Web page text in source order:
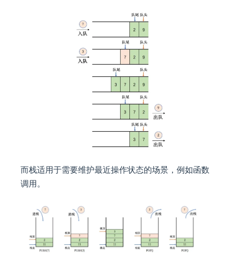
而栈适用于需要维护最近操作状态的场景，例如函数
调用。